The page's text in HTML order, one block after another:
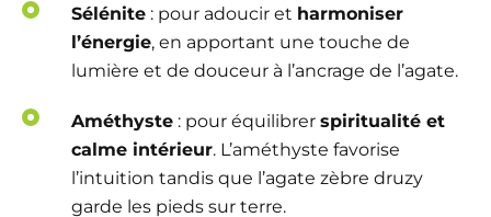
Sélénite : pour adoucir et harmoniser
l’énergie, en apportant une touche de
lumière et de douceur à l’ancrage de l’agate.
Améthyste : pour équilibrer spiritualité et
calme intérieur. L’améthyste favorise
l’intuition tandis que l’agate zèbre druzy
garde les pieds sur terre.